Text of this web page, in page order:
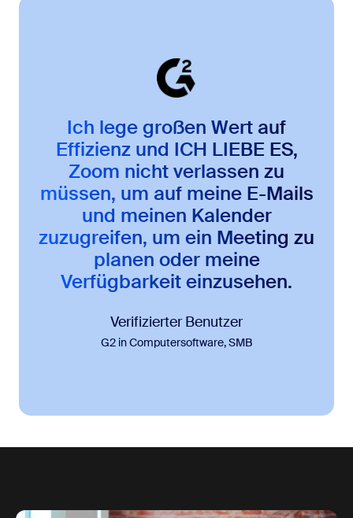
Ich lege großen Wert auf
Effizienz und ICH LIEBE ES,
Zoom nicht verlassen zu
müssen, um auf meine E-Mails
und meinen Kalender
zuzugreifen, um ein Meeting zu
planen oder meine
Verfügbarkeit einzusehen.
Verifizierter Benutzer
G2 in Computersoftware, SMB